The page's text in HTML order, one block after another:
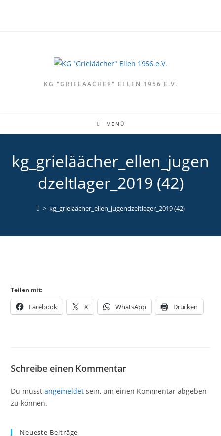
KG "GRIELÄÄCHER" ELLEN 1956 E.V.
MENÜ
kg_grieläächer_ellen_jugen
dzeltlager_2019 (42)
> kg_grieläächer_ellen_jugendzeltlager_2019 (42)
Teilen mit:
Facebook X WhatsApp Drucken
Schreibe einen Kommentar
Du musstangemeldet sein, um einen Kommentar abgeben
zu können.
Neueste Beiträge